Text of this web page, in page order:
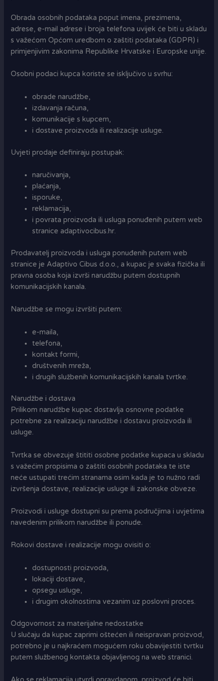
Obrada osobnih podataka poput imena, prezimena,
adrese, e-mail adrese i broja telefona uvijek će biti u skladu
s važećom Općom uredbom o zaštiti podataka (GDPR) i
primjenjivim zakonima Republike Hrvatske i Europske unije.
Osobni podaci kupca koriste se isključivo u svrhu:
obrade narudžbe,
izdavanja računa,
komunikacije s kupcem,
i dostave proizvoda ili realizacije usluge.
Uvjeti prodaje definiraju postupak:
naručivanja,
plaćanja,
isporuke,
reklamacija,
i povrata proizvoda ili usluga ponuđenih putem web
stranice adaptivocibus.hr.
Prodavatelj proizvoda i usluga ponuđenih putem web
stranice je Adaptivo Cibus d.o.o., a kupac je svaka fizička ili
pravna osoba koja izvrši narudžbu putem dostupnih
komunikacijskih kanala.
Narudžbe se mogu izvršiti putem:
e-maila,
telefona,
kontakt formi,
društvenih mreža,
i drugih službenih komunikacijskih kanala tvrtke.
Narudžbe i dostava
Prilikom narudžbe kupac dostavlja osnovne podatke
potrebne za realizaciju narudžbe i dostavu proizvoda ili
usluge.
Tvrtka se obvezuje štititi osobne podatke kupaca u skladu
s važećim propisima o zaštiti osobnih podataka te iste
neće ustupati trećim stranama osim kada je to nužno radi
izvršenja dostave, realizacije usluge ili zakonske obveze.
Proizvodi i usluge dostupni su prema područjima i uvjetima
navedenim prilikom narudžbe ili ponude.
Rokovi dostave i realizacije mogu ovisiti o:
dostupnosti proizvoda,
lokaciji dostave,
opsegu usluge,
i drugim okolnostima vezanim uz poslovni proces.
Odgovornost za materijalne nedostatke
U slučaju da kupac zaprimi oštećen ili neispravan proizvod,
potrebno je u najkraćem mogućem roku obavijestiti tvrtku
putem službenog kontakta objavljenog na web stranici.